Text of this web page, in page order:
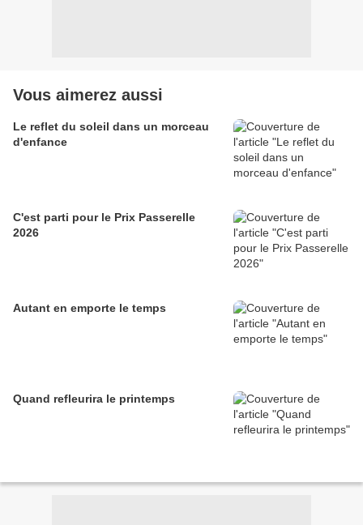
Vous aimerez aussi
Le reflet du soleil dans un morceau
d'enfance
C'est parti pour le Prix Passerelle
2026
Autant en emporte le temps
Quand refleurira le printemps